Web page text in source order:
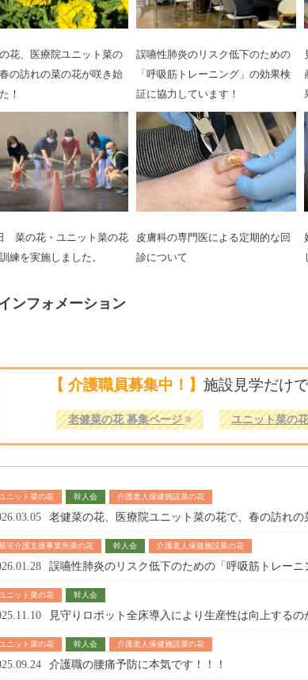
花、医療院ユニット菜の
の訪れの菜の花が咲き始
！
誤嚥性肺炎のリスク低下のための
「呼吸筋トレーニング」の効果検
証に協力しています！
菜の花・ユニット菜の花
練を実施しました。
皮膚科の専門医による定期的な回
診について
ンフォメーション
【 介護職員募集中！】 施設見学だけ
老健菜の花 募集ページ ユニット菜の
ニット菜の花 幹人会 介護老人保健施設菜の花
老健菜の花、医療院ユニット菜の花で、春の訪れの
居宅介護支援事業所菜の花 幹人会 介護老人保健施設菜の花
誤嚥性肺炎のリスク低下のための「呼吸筋トレーニ
ニット菜の花 幹人会
見守りロボット全床導入により生産性は向上する
ニット菜の花 幹人会 介護老人保健施設菜の花
介護職の腰痛予防に本気です！！！